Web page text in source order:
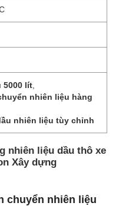
5000 lít
nhiên liệu hàng
nhiên liệu tùy chỉnh
nhiên liệu dầu thô xe
Xây dựng
chuyển nhiên liệu